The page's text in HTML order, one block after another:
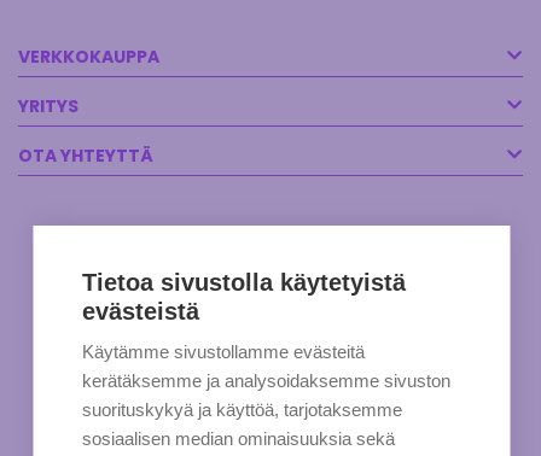
VERKKOKAUPPA
YRITYS
OTA YHTEYTTÄ
Tietoa sivustolla käytetyistä
evästeistä
Käytämme sivustollamme evästeitä
kerätäksemme ja analysoidaksemme sivuston
suorituskykyä ja käyttöä, tarjotaksemme
sosiaalisen median ominaisuuksia sekä